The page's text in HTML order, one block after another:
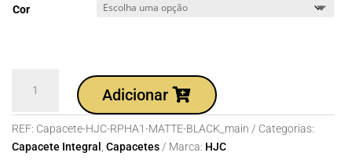
Cor
Capacete
HJC
RPHA1
Adicionar
REF: Capacete-HJC-RPHA1-MATTE-BLACK_main
Categorias:
Capacete Integral Capacetes Marca: HJC